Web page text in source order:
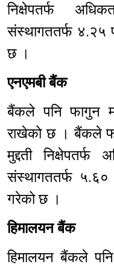
निक्षेपतर्फ
संस्थागततर्फ ४.२५
छ ।
एनएमबी बैंक
बैंकले पनि फागुन
राखेको छ । बैंकले
मुद्दती
संस्थागततर्फ ५.६०
गरेको छ ।
हिमालयन बैंक
हिमालयन बैंकले